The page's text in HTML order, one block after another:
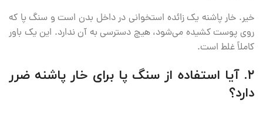
خیر. خار پاشنه یک زائده استخوانی در داخل بدن است و سنگ پا که
روی پوست کشیده می‌شود، هیچ دسترسی به آن ندارد. این یک باور
کاملاً غلط است.
۲. آیا استفاده از سنگ پا برای خار پاشنه ضرر
دارد؟